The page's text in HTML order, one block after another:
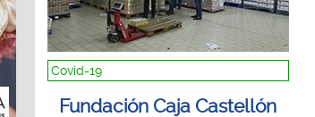
Covid-19
Fundación Caja Castellón